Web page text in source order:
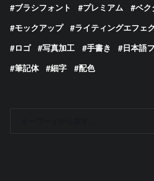
ブラシフォント
プレミアム
ベク
モックアップ
ライティングエフェ
ロゴ
写真加工 手書き
日本語
筆記体
細字 配色